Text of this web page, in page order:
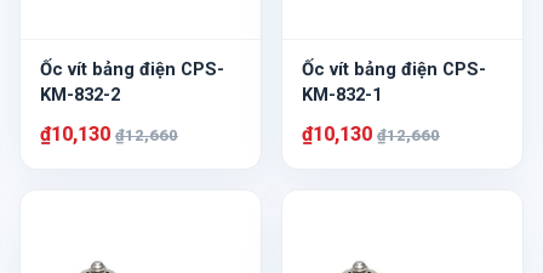
Ốc vít bảng điện CPS-
KM-832-2
₫10,130 ₫12,660
Ốc vít bảng điện CPS-
KM-832-1
₫10,130 ₫12,660